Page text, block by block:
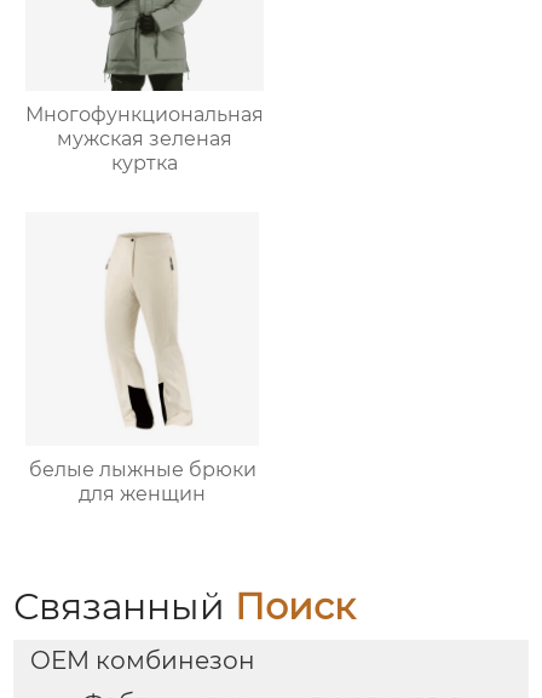
Многофункциональная
мужская зеленая
куртка
белые лыжные брюки
для женщин
Связанный Поиск
OEM комбинезон